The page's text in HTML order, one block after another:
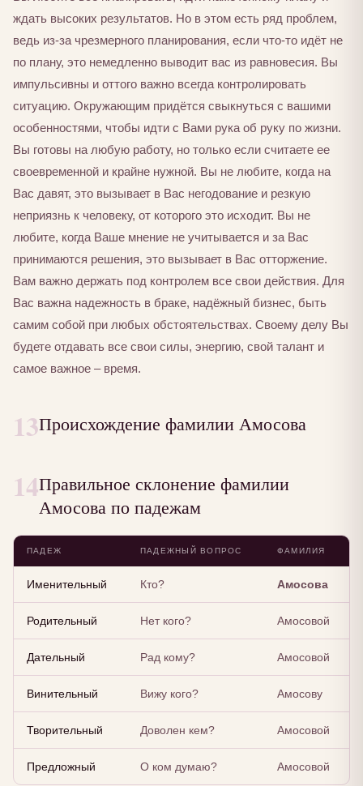
ждать высоких результатов. Но в этом есть ряд проблем,
ведь из-за чрезмерного планирования, если что-то идёт не
по плану, это немедленно выводит вас из равновесия. Вы
импульсивны и оттого важно всегда контролировать
ситуацию. Окружающим придётся свыкнуться с вашими
особенностями, чтобы идти с Вами рука об руку по жизни.
Вы готовы на любую работу, но только если считаете ее
своевременной и крайне нужной. Вы не любите, когда на
Вас давят, это вызывает в Вас негодование и резкую
неприязнь к человеку, от которого это исходит. Вы не
любите, когда Ваше мнение не учитывается и за Вас
принимаются решения, это вызывает в Вас отторжение.
Вам важно держать под контролем все свои действия. Для
Вас важна надежность в браке, надёжный бизнес, быть
самим собой при любых обстоятельствах. Своему делу Вы
будете отдавать все свои силы, энергию, свой талант и
самое важное – время.
13Происхождение фамилии Амосова
14Правильное склонение фамилии
Амосова по падежам
ПАДЕЖ ПАДЕЖНЫЙ ВОПРОС ФАМИЛИЯ
Именительный Кто? Амосова
Родительный Нет кого? Амосовой
Дательный Рад кому? Амосовой
Винительный Вижу кого? Амосову
Творительный Доволен кем? Амосовой
Предложный О ком думаю? Амосовой